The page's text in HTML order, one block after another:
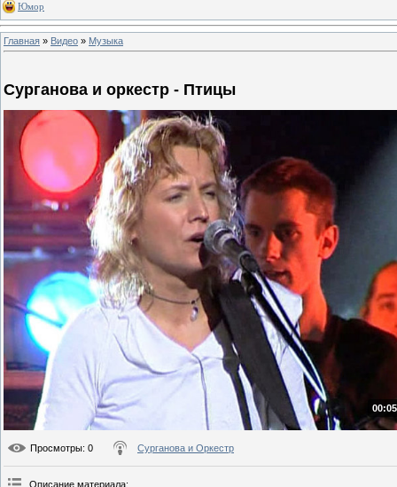
Юмор
Главная » Видео » Музыка
Сурганова и оркестр - Птицы
Просмотры: 0 Сурганова и Оркестр
Описание материала: